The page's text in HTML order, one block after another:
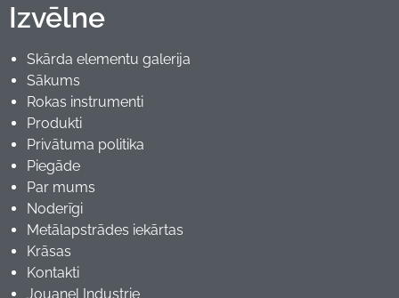
Izvēlne
Skārda elementu galerija
Sākums
Rokas instrumenti
Produkti
Privātuma politika
Piegāde
Par mums
Noderīgi
Metālapstrādes iekārtas
Krāsas
Kontakti
Jouanel Industrie